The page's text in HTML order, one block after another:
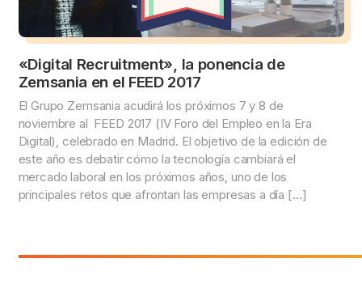
«Digital Recruitment», la ponencia de
Zemsania en el FEED 2017
El Grupo Zemsania acudirá los próximos 7 y 8 de
noviembre al FEED 2017 (IV Foro del Empleo en la Era
Digital), celebrado en Madrid. El objetivo de la edición de
este año es debatir cómo la tecnología cambiará el
mercado laboral en los próximos años, uno de los
principales retos que afrontan las empresas a día […]